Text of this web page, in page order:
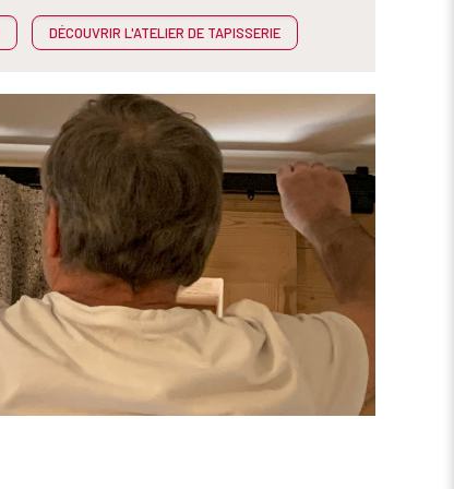
DÉCOUVRIR L'ATELIER DE TAPISSERIE